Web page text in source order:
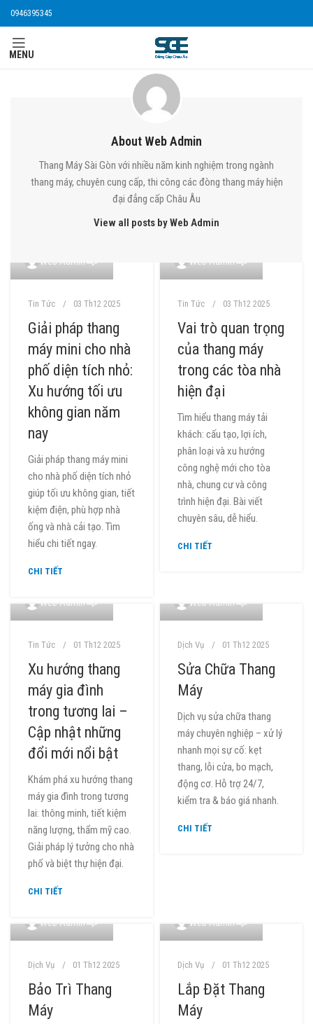
0946395345
MENU
About Web Admin
Thang Máy Sài Gòn với nhiều năm kinh nghiệm trong ngành
thang máy, chuyên cung cấp, thi công các đòng thang máy hiện
đại đẳng cấp Châu Âu
View all posts by Web Admin
Web Admin
Tin Tức 03 Th12 2025
Giải pháp thang
máy mini cho nhà
phố diện tích nhỏ:
Xu hướng tối ưu
không gian năm
nay
Giải pháp thang máy mini
cho nhà phố diện tích nhỏ
giúp tối ưu không gian, tiết
kiệm điện, phù hợp nhà
ống và nhà cải tạo. Tìm
hiểu chi tiết ngay.
CHI TIẾT
Web Admin
Tin Tức 03 Th12 2025
Vai trò quan trọng
của thang máy
trong các tòa nhà
hiện đại
Tìm hiểu thang máy tải
khách: cấu tạo, lợi ích,
phân loại và xu hướng
công nghệ mới cho tòa
nhà, chung cư và công
trình hiện đại. Bài viết
chuyên sâu, dễ hiểu.
CHI TIẾT
Web Admin
Tin Tức 01 Th12 2025
Xu hướng thang
máy gia đình
trong tương lai –
Cập nhật những
đổi mới nổi bật
Khám phá xu hướng thang
máy gia đình trong tương
lai: thông minh, tiết kiệm
năng lượng, thẩm mỹ cao.
Giải pháp lý tưởng cho nhà
phố và biệt thự hiện đại.
CHI TIẾT
Web Admin
Dịch Vụ 01 Th12 2025
Sửa Chữa Thang
Máy
Dịch vụ sửa chữa thang
máy chuyên nghiệp – xử lý
nhanh mọi sự cố: kẹt
thang, lỗi cửa, bo mạch,
động cơ. Hỗ trợ 24/7,
kiểm tra & báo giá nhanh.
CHI TIẾT
Web Admin
Dịch Vụ 01 Th12 2025
Bảo Trì Thang
Máy
Web Admin
Dịch Vụ 01 Th12 2025
Lắp Đặt Thang
Máy